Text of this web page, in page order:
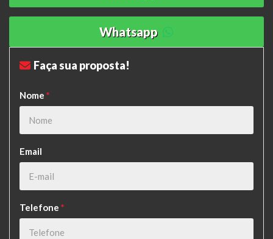
Whatsapp
Faça sua proposta!
Nome *
Email
Telefone *